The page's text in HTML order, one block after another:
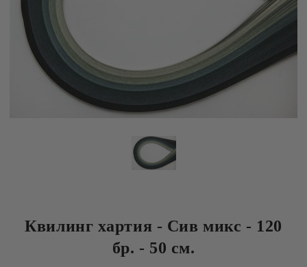
Квилинг хартия - Сив микс - 120
бр. - 50 см.